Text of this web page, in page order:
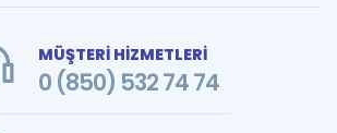
MÜŞTERİ HİZMETLERİ
0 (850) 532 74 74